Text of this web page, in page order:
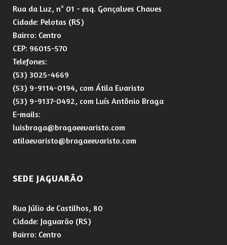
Rua da Luz, n° 01 - esq. Gonçalves Chaves
Cidade: Pelotas (RS)
Bairro: Centro
CEP: 96015-570
Telefones:
(53) 3025-4669
(53) 9-9114-0194, com Átila Evaristo
(53) 9-9137-0492, com Luís Antônio Braga
E-mails:
luisbraga@bragaeevaristo.com
atilaevaristo@bragaeevaristo.com
SEDE JAGUARÃO
Rua Júlio de Castilhos, 80
Cidade: Jaguarão (RS)
Bairro: Centro